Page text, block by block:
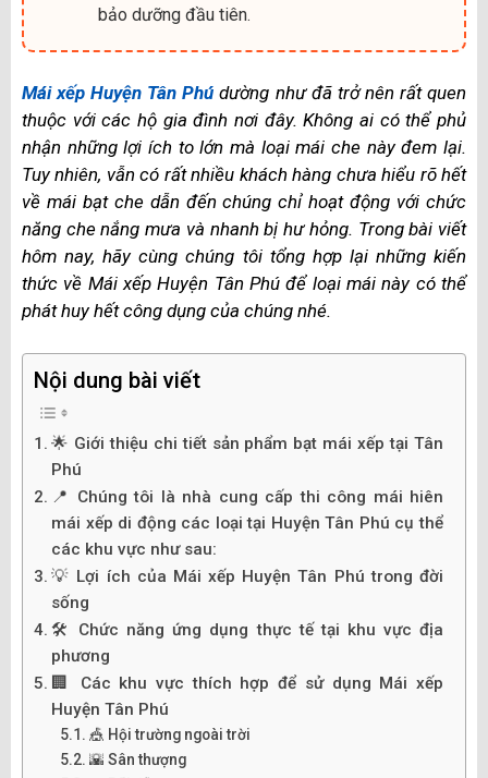
bảo dưỡng đầu tiên.
Mái xếp Huyện Tân Phú dường như đã trở nên rất quen
thuộc với các hộ gia đình nơi đây. Không ai có thể phủ
nhận những lợi ích to lớn mà loại mái che này đem lại.
Tuy nhiên, vẫn có rất nhiều khách hàng chưa hiểu rõ hết
về mái bạt che dẫn đến chúng chỉ hoạt động với chức
năng che nắng mưa và nhanh bị hư hỏng. Trong bài viết
hôm nay, hãy cùng chúng tôi tổng hợp lại những kiến
thức về Mái xếp Huyện Tân Phú để loại mái này có thể
phát huy hết công dụng của chúng nhé.
Nội dung bài viết
🌟 Giới thiệu chi tiết sản phẩm bạt mái xếp tại Tân
Phú
📍 Chúng tôi là nhà cung cấp thi công mái hiên
mái xếp di động các loại tại Huyện Tân Phú cụ thể
các khu vực như sau:
💡 Lợi ích của Mái xếp Huyện Tân Phú trong đời
sống
🛠️ Chức năng ứng dụng thực tế tại khu vực địa
phương
🏢 Các khu vực thích hợp để sử dụng Mái xếp
Huyện Tân Phú
🎪 Hội trường ngoài trời
🌇 Sân thượng